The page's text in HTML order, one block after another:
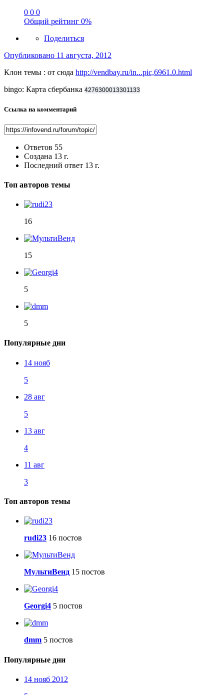
0 0 0
Общий рейтинг 0%
Поделиться
Опубликовано 11 августа, 2012
Клон темы : от сюда http://vendbay.ru/in...pic,6961.0.html
bingo: Карта сбербанка 4276300013301133
Ссылка на комментарий
Ответов 55
Создана 13 г.
Последний ответ 13 г.
Топ авторов темы
16
15
5
5
Популярные дни
14 нояб
5
28 авг
5
13 авг
4
11 авг
3
Топ авторов темы
rudi23 16 постов
МультиВенд 15 постов
Georgi4 5 постов
dmm 5 постов
Популярные дни
14 нояб 2012